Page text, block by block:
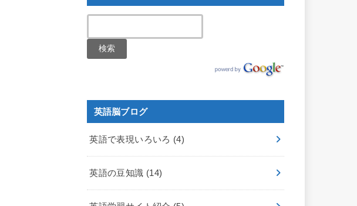
英語脳ブログ
英語で表現いろいろ (4)
英語の豆知識 (14)